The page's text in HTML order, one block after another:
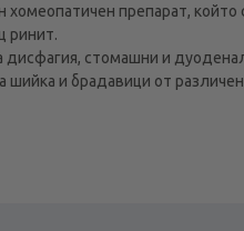
хомеопатичен препарат,
ринит.
стомашни и
и брадавици от